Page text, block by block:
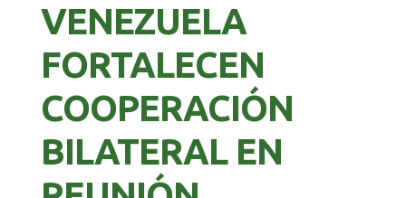
VENEZUELA
FORTALECEN
COOPERACIÓN
BILATERAL EN